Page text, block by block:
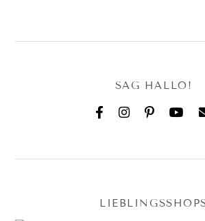
SAG HALLO!